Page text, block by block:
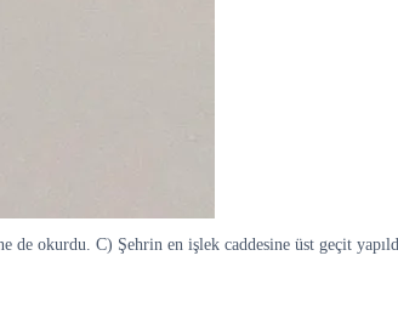
okurdu. C) Şehrin en işlek caddesine üst geçit